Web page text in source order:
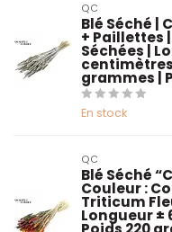
QC
Blé Séché |
+ Paillettes
Séchées |
centimètres
grammes |
En stock
QC
Blé Séché
Couleur :
Triticum
Longueur ±